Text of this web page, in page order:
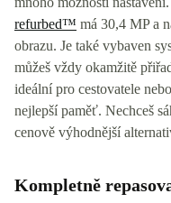
refurbed™ má 30,4 MP a
obrazu. Je také vybaven
můžeš vždy okamžitě
ideální pro cestovatele
nejlepší paměť. Nechceš
cenově výhodnější
Kompletně